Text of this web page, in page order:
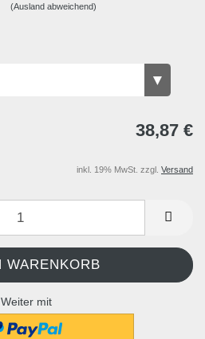
(Ausland abweichend)
38,87 €
inkl. 19% MwSt. zzgl. Versand
Weiter mit